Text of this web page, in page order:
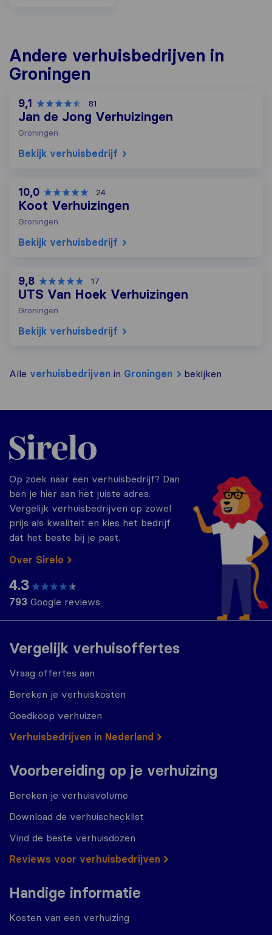
Andere verhuisbedrijven in
Groningen
9,1 81
Jan de Jong Verhuizingen
Groningen
Bekijk verhuisbedrijf
10,0 24
Koot Verhuizingen
Groningen
Bekijk verhuisbedrijf
9,8 17
UTS Van Hoek Verhuizingen
Groningen
Bekijk verhuisbedrijf
Alle verhuisbedrijven in Groningen bekijken
Vergelijk verhuisoffertes
Vraag offertes aan
Bereken je verhuiskosten
Goedkoop verhuizen
Verhuisbedrijven in Nederland
Voorbereiding op je verhuizing
Bereken je verhuisvolume
Download de verhuischecklist
Vind de beste verhuisdozen
Reviews voor verhuisbedrijven
Handige informatie
Kosten van een verhuizing
Sirelo.nl
Op zoek naar een verhuisbedrijf? Dan
ben je hier aan het juiste adres.
Vergelijk verhuisbedrijven op zowel
prijs als kwaliteit en kies het bedrijf
dat het beste bij je past.
Over Sirelo
4.3
793 Google reviews